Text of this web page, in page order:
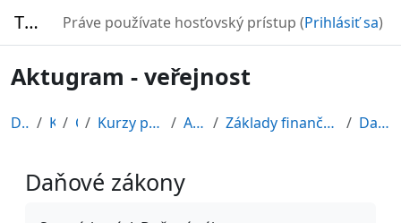
TURBO Práve používate hosťovský prístup (Prihlásiť sa)
Aktugram - veřejnost
Domov Kurzy CDV Kurzy připravené v rámci ESF AKTUGRAM Základy finančních dovedností pro nefinančníky Daňové zákony
Daňové zákony